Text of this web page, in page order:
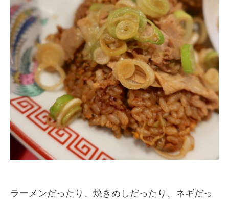
ラーメンだったり、焼きめしだったり、ネギだっ